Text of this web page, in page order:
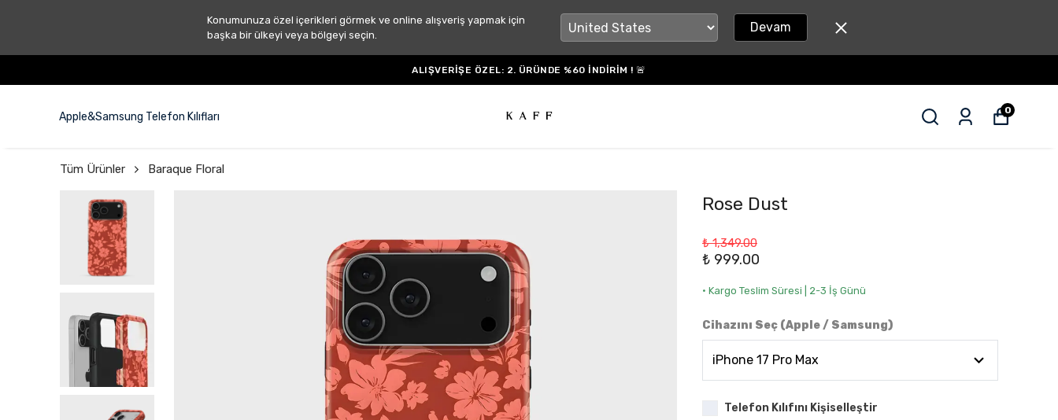
Konumunuza özel içerikleri görmek ve online alışveriş yapmak için
başka bir ülkeyi veya bölgeyi seçin.
Devam
ALIŞVERİŞE ÖZEL: 2. ÜRÜNDE %60 İNDİRİM ! 🚨
Apple&Samsung Telefon Kılıfları 0
Tüm Ürünler Baraque Floral
Rose Dust
₺ 1,349.00
₺ 999.00
• Kargo Teslim Süresi | 2-3 İş Günü
Cihazını Seç (Apple / Samsung)
Telefon Kılıfını Kişiselleştir